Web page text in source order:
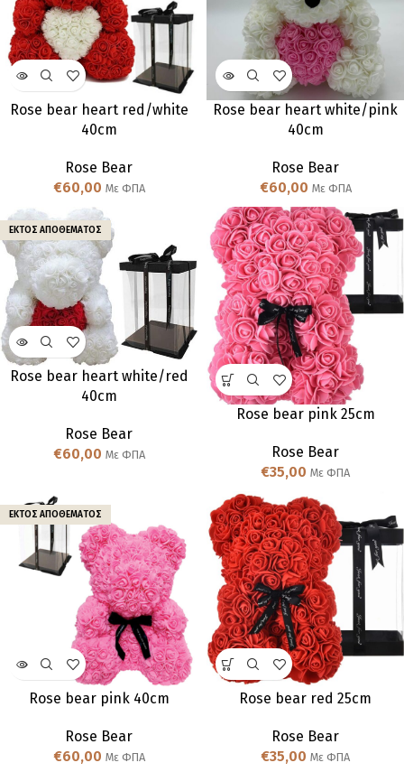
Rose bear heart red/white
40cm
Rose Bear
€60,00 Με ΦΠΑ
Rose bear heart white/pink
40cm
Rose Bear
€60,00 Με ΦΠΑ
ΕΚΤΌΣ ΑΠΟΘΈΜΑΤΟΣ
Rose bear heart white/red
40cm
Rose Bear
€60,00 Με ΦΠΑ
Rose bear pink 25cm
Rose Bear
€35,00 Με ΦΠΑ
ΕΚΤΌΣ ΑΠΟΘΈΜΑΤΟΣ
Rose bear pink 40cm
Rose Bear
€60,00 Με ΦΠΑ
Rose bear red 25cm
Rose Bear
€35,00 Με ΦΠΑ